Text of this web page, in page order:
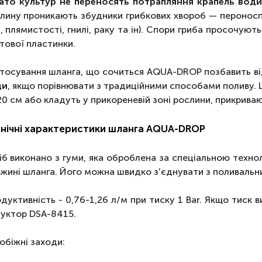
проникають збудники грибкових хвороб —
плямистості, гнилі, раку та ін). Спори гриба
пластинки.
шланга, що сочиться AQUA-DROP позбавить
, якщо порівнювати з традиційними способами поливу.
см або кладуть у прикореневій зоні рослини,
характеристики шланга AQUA-DROP
виконано з гуми, яка оброблена за спеціальною
шланга. Його можна швидко з'єднувати з
- 0,76-1,26 л/м при тиску 1 Bar. Якщо тиск
DSA-8415.
заходи: